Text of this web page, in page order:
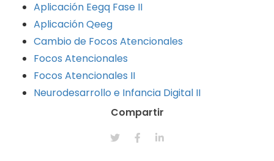
Aplicación Eegq Fase II
Aplicación Qeeg
Cambio de Focos Atencionales
Focos Atencionales
Focos Atencionales II
Neurodesarrollo e Infancia Digital II
Compartir